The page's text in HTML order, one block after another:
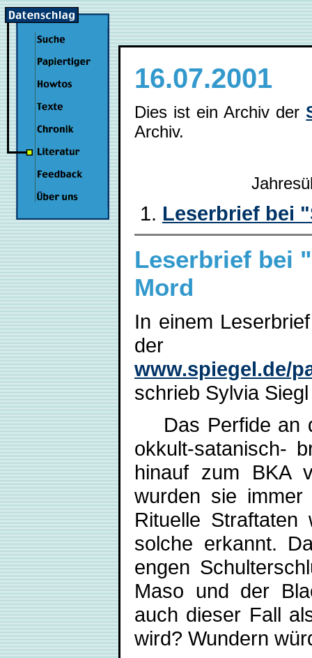
16.07.2001
Dies ist ein Archiv der
Archiv.
Leserbrief bei
Leserbrief bei
Mord
In einem
www.spiegel.de/
schrieb Sylvia
Das Perfide an
okkult-satanisch-
hinauf zum BKA
wurden sie immer
Rituelle
solche erkannt.
engen
Maso und der
auch dieser Fall
wird? Wundern